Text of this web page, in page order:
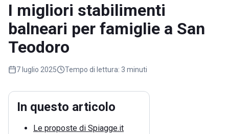
I migliori stabilimenti
balneari per famiglie a San
Teodoro
7 luglio 2025 Tempo di lettura: 3 minuti
In questo articolo
Le proposte di Spiagge.it